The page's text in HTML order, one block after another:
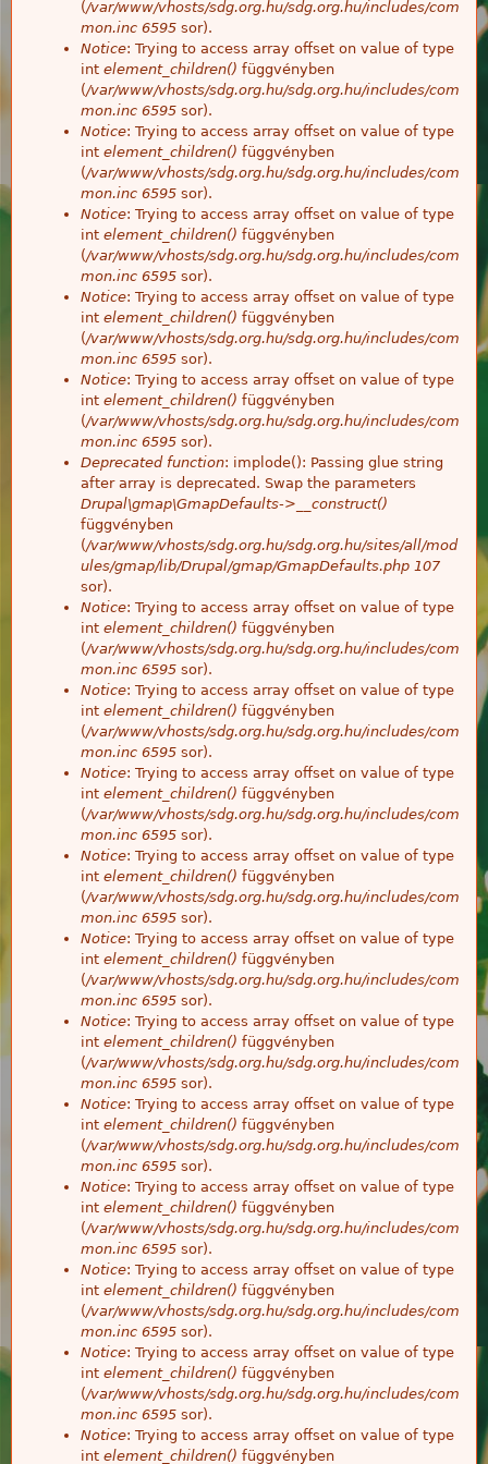
(/var/www/vhosts/sdg.org.hu/sdg.org.hu/includes/com
mon.inc 6595 sor).
Notice: Trying to access array offset on value of type
int element_children() függvényben
(/var/www/vhosts/sdg.org.hu/sdg.org.hu/includes/com
mon.inc 6595 sor).
Notice: Trying to access array offset on value of type
int element_children() függvényben
(/var/www/vhosts/sdg.org.hu/sdg.org.hu/includes/com
mon.inc 6595 sor).
Notice: Trying to access array offset on value of type
int element_children() függvényben
(/var/www/vhosts/sdg.org.hu/sdg.org.hu/includes/com
mon.inc 6595 sor).
Notice: Trying to access array offset on value of type
int element_children() függvényben
(/var/www/vhosts/sdg.org.hu/sdg.org.hu/includes/com
mon.inc 6595 sor).
Notice: Trying to access array offset on value of type
int element_children() függvényben
(/var/www/vhosts/sdg.org.hu/sdg.org.hu/includes/com
mon.inc 6595 sor).
Deprecated function: implode(): Passing glue string
after array is deprecated. Swap the parameters
Drupal\gmap\GmapDefaults->__construct()
függvényben
(/var/www/vhosts/sdg.org.hu/sdg.org.hu/sites/all/mod
ules/gmap/lib/Drupal/gmap/GmapDefaults.php 107
sor).
Notice: Trying to access array offset on value of type
int element_children() függvényben
(/var/www/vhosts/sdg.org.hu/sdg.org.hu/includes/com
mon.inc 6595 sor).
Notice: Trying to access array offset on value of type
int element_children() függvényben
(/var/www/vhosts/sdg.org.hu/sdg.org.hu/includes/com
mon.inc 6595 sor).
Notice: Trying to access array offset on value of type
int element_children() függvényben
(/var/www/vhosts/sdg.org.hu/sdg.org.hu/includes/com
mon.inc 6595 sor).
Notice: Trying to access array offset on value of type
int element_children() függvényben
(/var/www/vhosts/sdg.org.hu/sdg.org.hu/includes/com
mon.inc 6595 sor).
Notice: Trying to access array offset on value of type
int element_children() függvényben
(/var/www/vhosts/sdg.org.hu/sdg.org.hu/includes/com
mon.inc 6595 sor).
Notice: Trying to access array offset on value of type
int element_children() függvényben
(/var/www/vhosts/sdg.org.hu/sdg.org.hu/includes/com
mon.inc 6595 sor).
Notice: Trying to access array offset on value of type
int element_children() függvényben
(/var/www/vhosts/sdg.org.hu/sdg.org.hu/includes/com
mon.inc 6595 sor).
Notice: Trying to access array offset on value of type
int element_children() függvényben
(/var/www/vhosts/sdg.org.hu/sdg.org.hu/includes/com
mon.inc 6595 sor).
Notice: Trying to access array offset on value of type
int element_children() függvényben
(/var/www/vhosts/sdg.org.hu/sdg.org.hu/includes/com
mon.inc 6595 sor).
Notice: Trying to access array offset on value of type
int element_children() függvényben
(/var/www/vhosts/sdg.org.hu/sdg.org.hu/includes/com
mon.inc 6595 sor).
Notice: Trying to access array offset on value of type
int element_children() függvényben